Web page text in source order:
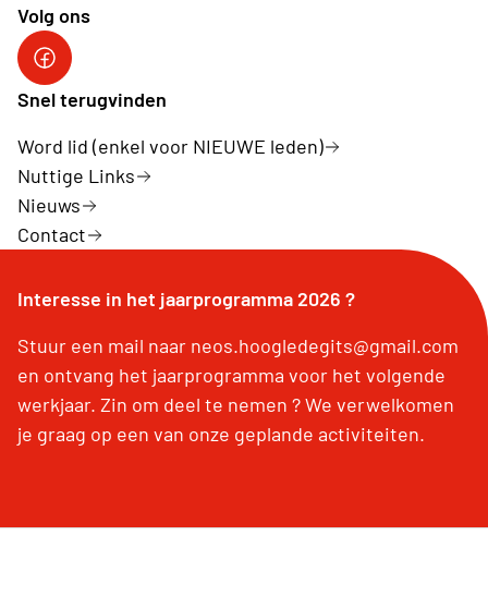
Volg ons
Snel terugvinden
Word lid (enkel voor NIEUWE leden)
Nuttige Links
Nieuws
Contact
Interesse in het jaarprogramma 2026 ?
Stuur een mail naar neos.hoogledegits@gmail.com
en ontvang het jaarprogramma voor het volgende
werkjaar. Zin om deel te nemen ? We verwelkomen
je graag op een van onze geplande activiteiten.